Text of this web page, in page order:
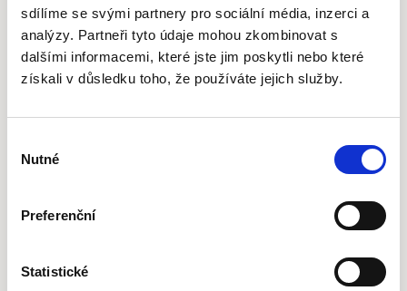
sdílíme se svými partnery pro sociální média, inzerci a
analýzy. Partneři tyto údaje mohou zkombinovat s
dalšími informacemi, které jste jim poskytli nebo které
získali v důsledku toho, že používáte jejich služby.
souhlasu
Nutné
Preferenční
Statistické
Telefon
+420 777 341 661
Odpovídáme do 24 hodin
Adresa